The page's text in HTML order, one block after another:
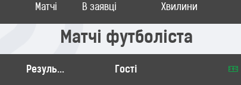
Матчі В заявці Хвилини
Матчі футболіста
Результат Гості